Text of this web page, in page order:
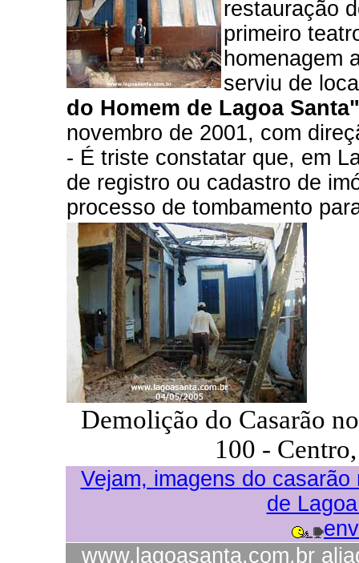
restauração
primeiro
homenagem
serviu de
do Homem de Lagoa Santa"
novembro de 2001, com
- É triste constatar que, em
de registro ou cadastro de
processo de tombamento
Demolição do Casarão
100 -
Vejam, imagens do
de
www.lagoasanta.com.br